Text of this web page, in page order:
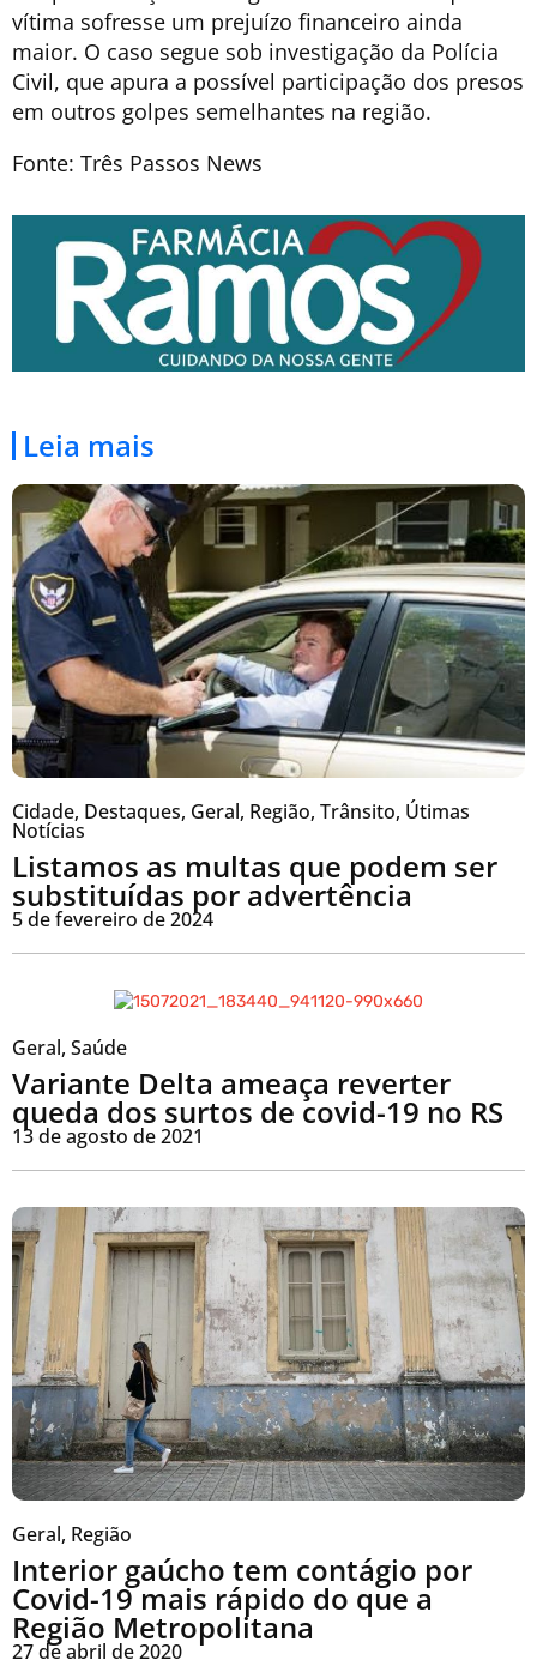
vítima sofresse um prejuízo financeiro ainda
maior. O caso segue sob investigação da Polícia
Civil, que apura a possível participação dos presos
em outros golpes semelhantes na região.
Fonte: Três Passos News
Leia mais
Cidade, Destaques, Geral, Região, Trânsito, Útimas
Notícias
Listamos as multas que podem ser
substituídas por advertência
5 de fevereiro de 2024
Geral, Saúde
Variante Delta ameaça reverter
queda dos surtos de covid-19 no RS
13 de agosto de 2021
Geral, Região
Interior gaúcho tem contágio por
Covid-19 mais rápido do que a
Região Metropolitana
27 de abril de 2020